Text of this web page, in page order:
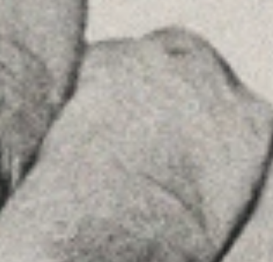
Príncipe de Vergara, 108 , 5ª planta
28002 , Madrid
+34 915759925
Ver en Google Maps
MENU
Home
La Firma
Equipo
Asesoramiento
Insights